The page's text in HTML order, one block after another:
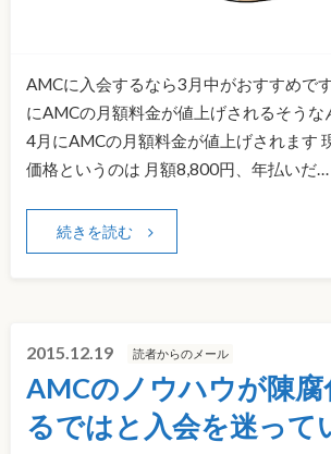
AMCに入会するなら3月中がおすすめで
にAMCの月額料金が値上げされるそう
4月にAMCの月額料金が値上げされます
価格というのは 月額8,800円、年払いだ…
続きを読む
2015.12.19 読者からのメール
AMCのノウハウが陳
るではと入会を迷って